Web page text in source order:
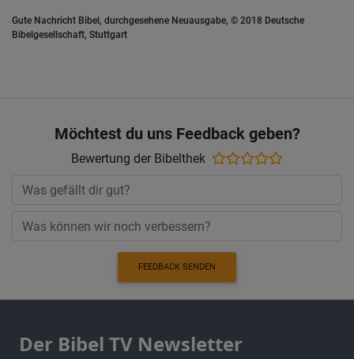
Gute Nachricht Bibel, durchgesehene Neuausgabe, © 2018 Deutsche
Bibelgesellschaft, Stuttgart
Möchtest du uns Feedback geben?
Bewertung der Bibelthek
FEEDBACK SENDEN
Der Bibel TV Newsletter